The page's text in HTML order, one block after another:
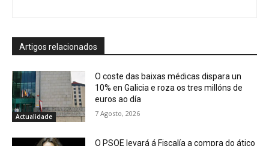
Artigos relacionados
Actualidade
O coste das baixas médicas dispara un
10% en Galicia e roza os tres millóns de
euros ao día
7 Agosto, 2026
O PSOE levará á Fiscalía a compra do ático